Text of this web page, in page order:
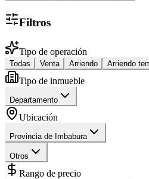
Filtros
Tipo de operación
Todas Venta Arriendo Arriendo
Tipo de inmueble
Departamento
Ubicación
Provincia de Imbabura
Otros
Rango de precio